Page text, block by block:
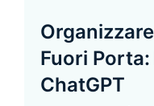
Fuori
ChatGPT